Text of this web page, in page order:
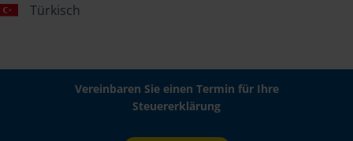
Türkisch
Vereinbaren Sie einen Termin für Ihre
Steuererklärung